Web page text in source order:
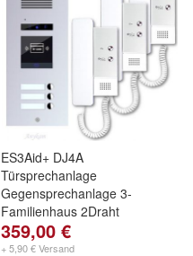
ES3Aid+ DJ4A
Türsprechanlage
Gegensprechanlage 3-
Familienhaus 2Draht
359,00 €
+ 5,90 € Versand